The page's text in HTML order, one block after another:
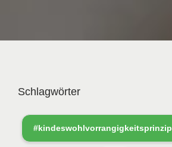
Schlagwörter
#kindeswohlvorrangigkeitsprinzip